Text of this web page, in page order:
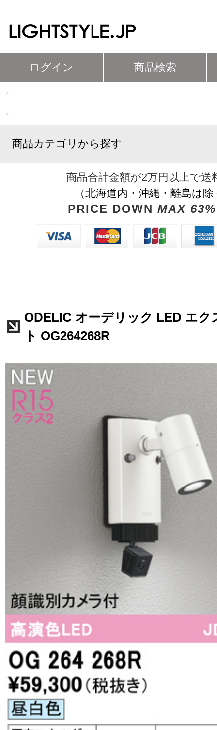
ログイン 商品検索
商品カテゴリから探す
商品合計金額が2万円以上で送
（北海道内・沖縄・離島は
PRICE DOWN MAX
ODELIC オーデリック LED エク
ト OG264268R